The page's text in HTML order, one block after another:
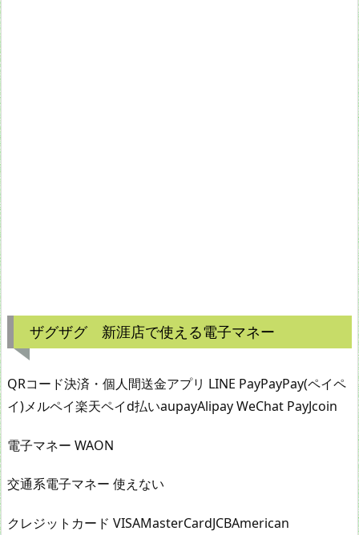
ザグザグ 新涯店で使える電子マネー
QRコード決済・個人間送金アプリ LINE PayPayPay(ペイペ
イ)メルペイ楽天ペイd払いaupayAlipay WeChat PayJcoin
電子マネー WAON
交通系電子マネー 使えない
クレジットカード VISAMasterCardJCBAmerican